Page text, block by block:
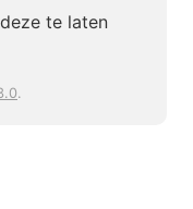
te laten
.